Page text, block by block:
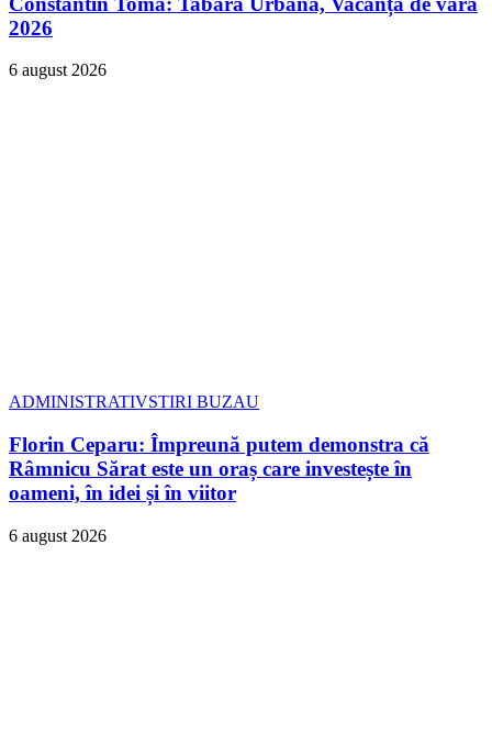
2026
6 august 2026
ADMINISTRATIVSTIRI BUZAU
Florin Ceparu: Împreună putem demonstra că
Râmnicu Sărat este un oraș care investește în
oameni, în idei și în viitor
6 august 2026